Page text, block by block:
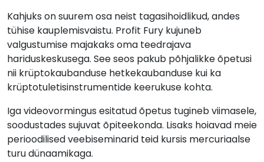
Kahjuks on suurem osa neist tagasihoidlikud, andes
tühise kauplemisvaistu. Profit Fury kujuneb
valgustumise majakaks oma teedrajava
hariduskeskusega. See seos pakub põhjalikke õpetusi
nii krüptokaubanduse hetkekaubanduse kui ka
krüptotuletisinstrumentide keerukuse kohta.
Iga videovormingus esitatud õpetus tugineb viimasele,
soodustades sujuvat õpiteekonda. Lisaks hoiavad meie
perioodilised veebiseminarid teid kursis mercuriaalse
turu dünaamikaga.